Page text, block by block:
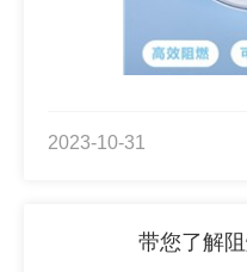
2023-10-31
带您了解